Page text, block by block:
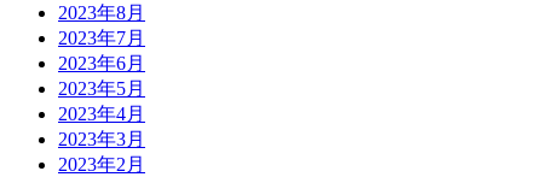
2023年8月
2023年7月
2023年6月
2023年5月
2023年4月
2023年3月
2023年2月